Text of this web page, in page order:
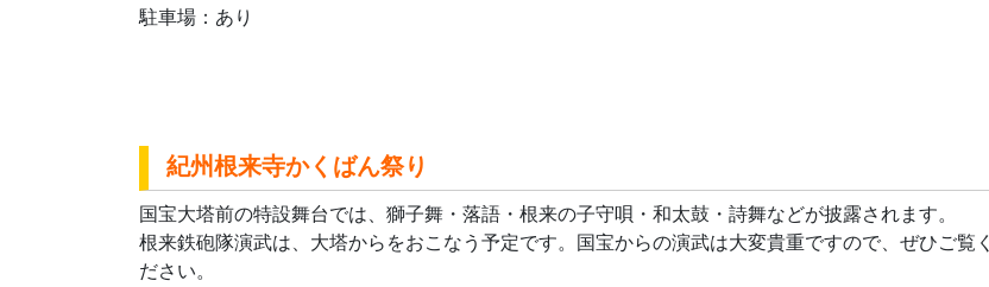
駐車場：あり
紀州根来寺かくばん祭り
国宝大塔前の特設舞台では、獅子舞・落語・根来の子守唄・和太鼓・詩舞などが披露されます。
根来鉄砲隊演武は、大塔からをおこなう予定です。国宝からの演武は大変貴重ですので、ぜひご覧く
ださい。